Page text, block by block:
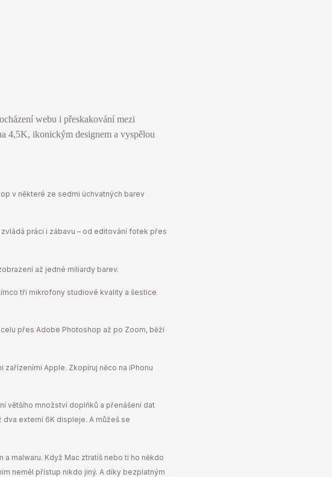
webu i přeskakování mezi
4,5K, ikonickým designem a vyspělou
v některé ze sedmi úchvatných barev
zvládá práci i zábavu – od editování fotek přes
až jedné miliardy barev.
tři mikrofony studiové kvality a šestice
přes Adobe Photoshop až po Zoom, běží
zařízeními Apple. Zkopíruj něco na iPhonu
většího množství doplňků a přenášení dat
externí 6K displeje. A můžeš se
a malwaru. Když Mac ztratíš nebo ti ho někdo
neměl přístup nikdo jiný. A díky bezplatným